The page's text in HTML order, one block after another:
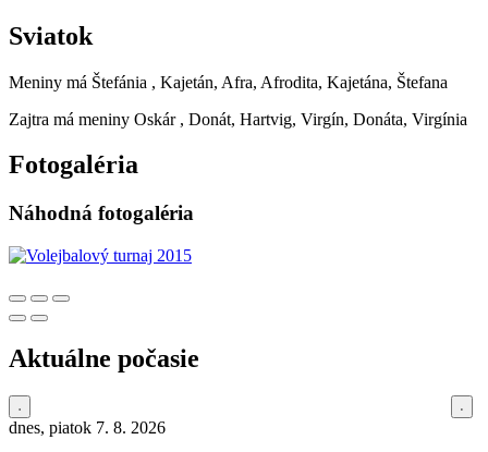
Sviatok
Meniny má Štefánia , Kajetán, Afra, Afrodita, Kajetána, Štefana
Zajtra má meniny Oskár , Donát, Hartvig, Virgín, Donáta, Virgínia
Fotogaléria
Náhodná fotogaléria
Aktuálne počasie
dnes, piatok 7. 8. 2026